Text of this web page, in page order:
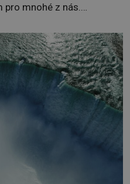
pro mnohé z nás.
Kypru jsou jedny z míst,
vyprávět. Uznávaná
vydala prozkoumat
jste možná doposud